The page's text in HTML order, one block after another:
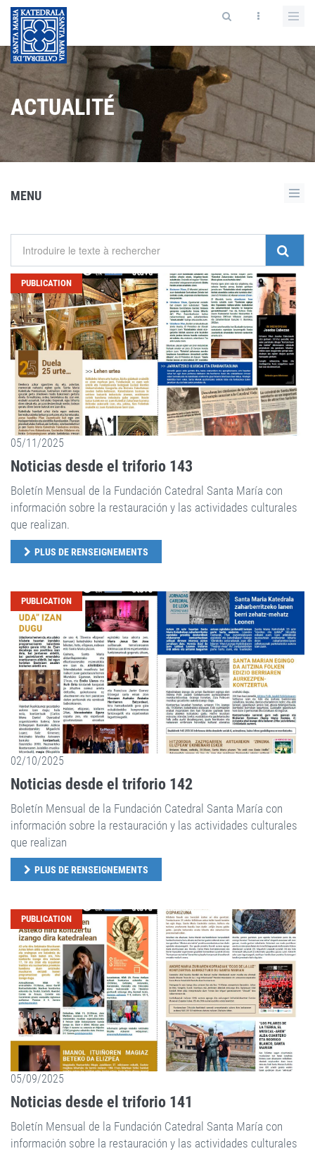
ACTUALITÉ
MENU
PUBLICATION
05/11/2025
Noticias desde el triforio 143
Boletín Mensual de la Fundación Catedral Santa María con
información sobre la restauración y las actividades culturales
que realizan.
PLUS DE RENSEIGNEMENTS
PUBLICATION
02/10/2025
Noticias desde el triforio 142
Boletín Mensual de la Fundación Catedral Santa María con
información sobre la restauración y las actividades culturales
que realizan
PLUS DE RENSEIGNEMENTS
PUBLICATION
05/09/2025
Noticias desde el triforio 141
Boletín Mensual de la Fundación Catedral Santa María con
información sobre la restauración y las actividades culturales